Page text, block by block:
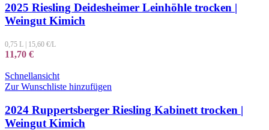
2025 Riesling Deidesheimer Leinhöhle trocken |
Weingut Kimich
0,75 L 15,60 €/L
11,70 €
Schnellansicht
Zur Wunschliste hinzufügen
2024 Ruppertsberger Riesling Kabinett trocken |
Weingut Kimich